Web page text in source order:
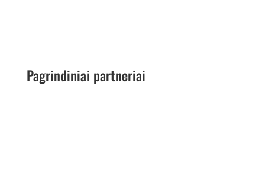
Pagrindiniai partneriai